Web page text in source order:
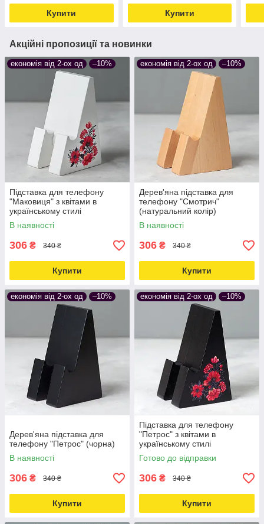
Купити Купити
Акційні пропозиції та новинки
економія від 2-ох од –10%
Підставка для телефону
"Маковиця" з квітами в
українському стилі
(дерев'яна, біла)
В наявності
306 ₴ 340 ₴
Купити
економія від 2-ох од –10%
Дерев'яна підставка для
телефону "Смотрич"
(натуральний колір)
В наявності
306 ₴ 340 ₴
Купити
економія від 2-ох од –10%
Дерев'яна підставка для
телефону "Петрос" (чорна)
В наявності
306 ₴ 340 ₴
Купити
економія від 2-ох од –10%
Підставка для телефону
"Петрос" з квітами в
українському стилі
(дерев'яна, чорна)
Готово до відправки
306 ₴ 340 ₴
Купити